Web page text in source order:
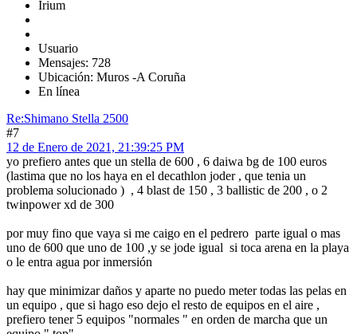
Irium
Usuario
Mensajes: 728
Ubicación: Muros -A Coruña
En línea
Re:Shimano Stella 2500
#7
12 de Enero de 2021, 21:39:25 PM
yo prefiero antes que un stella de 600 , 6 daiwa bg de 100 euros
(lastima que no los haya en el decathlon joder , que tenia un
problema solucionado ) , 4 blast de 150 , 3 ballistic de 200 , o 2
twinpower xd de 300
por muy fino que vaya si me caigo en el pedrero parte igual o mas
uno de 600 que uno de 100 ,y se jode igual si toca arena en la playa
o le entra agua por inmersión
hay que minimizar daños y aparte no puedo meter todas las pelas en
un equipo , que si hago eso dejo el resto de equipos en el aire ,
prefiero tener 5 equipos "normales " en orden de marcha que un